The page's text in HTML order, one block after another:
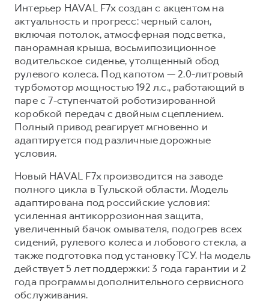
Интерьер HAVAL F7x создан с акцентом на
актуальность и прогресс: черный салон,
включая потолок, атмосферная подсветка,
панорамная крыша, восьмипозиционное
водительское сиденье, утолщенный обод
рулевого колеса. Под капотом — 2.0-литровый
турбомотор мощностью 192 л.с., работающий в
паре с 7-ступенчатой роботизированной
коробкой передач с двойным сцеплением.
Полный привод реагирует мгновенно и
адаптируется под различные дорожные
условия.
Новый HAVAL F7x производится на заводе
полного цикла в Тульской области. Модель
адаптирована под российские условия:
усиленная антикоррозионная защита,
увеличенный бачок омывателя, подогрев всех
сидений, рулевого колеса и лобового стекла, а
также подготовка под установку ТСУ. На модель
действует 5 лет поддержки: 3 года гарантии и 2
года программы дополнительного сервисного
обслуживания.